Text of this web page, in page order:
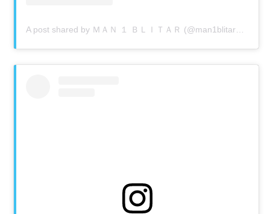
A post shared by ＭＡＮ １ ＢＬＩＴＡＲ (@man1blitar_official)